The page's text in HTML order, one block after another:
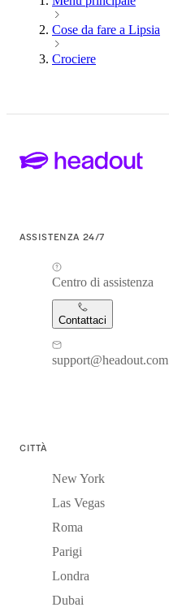
Cose da fare a Lipsia
Crociere
ASSISTENZA 24/7
Centro di assistenza
Contattaci
support@headout.com
CITTÀ
New York
Las Vegas
Roma
Parigi
Londra
Dubai